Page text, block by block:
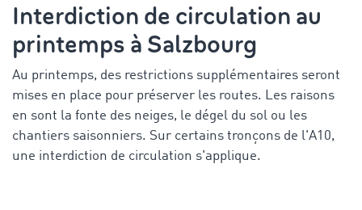
Interdiction de circulation au
printemps à Salzbourg
Au printemps, des restrictions supplémentaires seront
mises en place pour préserver les routes. Les raisons
en sont la fonte des neiges, le dégel du sol ou les
chantiers saisonniers. Sur certains tronçons de l'A10,
une interdiction de circulation s'applique.